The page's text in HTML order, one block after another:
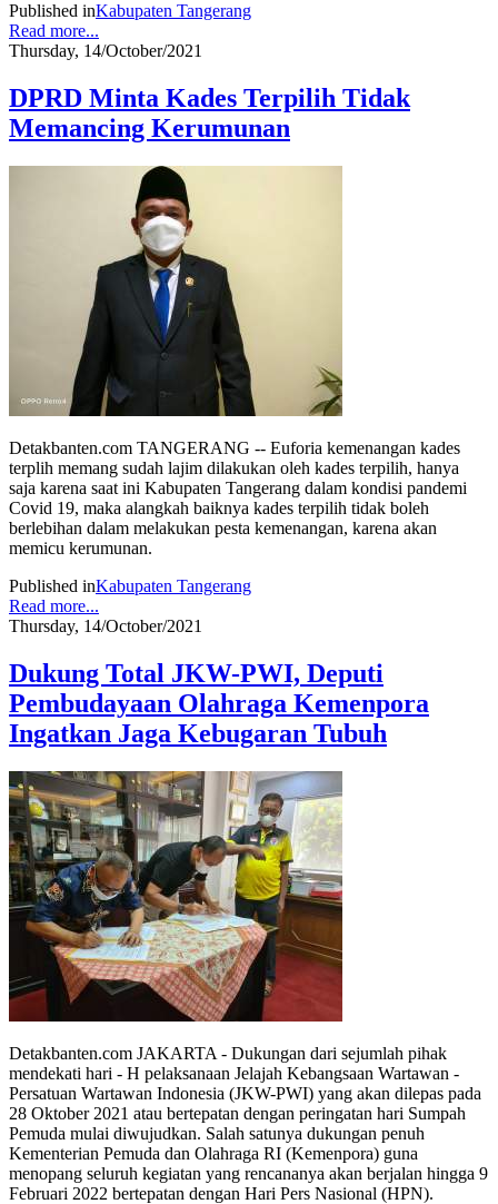
Published inKabupaten Tangerang
Read more...
Thursday, 14/October/2021
DPRD Minta Kades Terpilih Tidak
Memancing Kerumunan
Detakbanten.com TANGERANG -- Euforia kemenangan kades
terplih memang sudah lajim dilakukan oleh kades terpilih, hanya
saja karena saat ini Kabupaten Tangerang dalam kondisi pandemi
Covid 19, maka alangkah baiknya kades terpilih tidak boleh
berlebihan dalam melakukan pesta kemenangan, karena akan
memicu kerumunan.
Published inKabupaten Tangerang
Read more...
Thursday, 14/October/2021
Dukung Total JKW-PWI, Deputi
Pembudayaan Olahraga Kemenpora
Ingatkan Jaga Kebugaran Tubuh
Detakbanten.com JAKARTA - Dukungan dari sejumlah pihak
mendekati hari - H pelaksanaan Jelajah Kebangsaan Wartawan -
Persatuan Wartawan Indonesia (JKW-PWI) yang akan dilepas pada
28 Oktober 2021 atau bertepatan dengan peringatan hari Sumpah
Pemuda mulai diwujudkan. Salah satunya dukungan penuh
Kementerian Pemuda dan Olahraga RI (Kemenpora) guna
menopang seluruh kegiatan yang rencananya akan berjalan hingga 9
Februari 2022 bertepatan dengan Hari Pers Nasional (HPN).